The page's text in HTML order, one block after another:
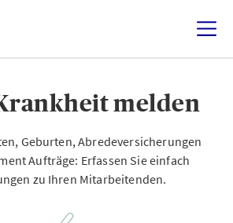
melden
Geburten, Abredeversicherungen
Aufträge: Erfassen Sie einfach
zu Ihren Mitarbeitenden.